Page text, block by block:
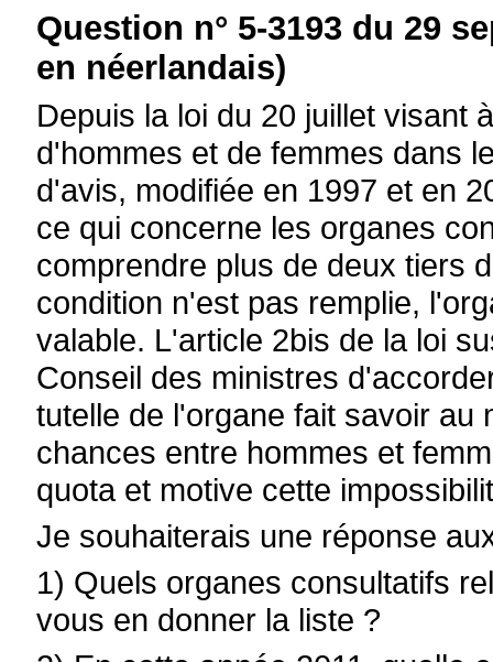
Question n° 5-3193 du 29
en néerlandais)
Depuis la loi du 20 juillet visant
d'hommes et de femmes dans
d'avis, modifiée en 1997 et en
ce qui concerne les organes
comprendre plus de deux tiers
condition n'est pas remplie,
valable. L'article 2bis de la loi
Conseil des ministres
tutelle de l'organe fait savoir au
chances entre hommes et
quota et motive cette
Je souhaiterais une réponse
1) Quels organes consultatifs
vous en donner la liste ?